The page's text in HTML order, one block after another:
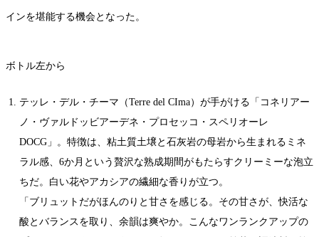
インを堪能する機会となった。
ボトル左から
テッレ・デル・チーマ（Terre del CIma）が手がける「コネリアー
ノ・ヴァルドッビアーデネ・プロセッコ・スペリオーレ
DOCG」。特徴は、粘土質土壌と石灰岩の母岩から生まれるミネ
ラル感、6か月という贅沢な熟成期間がもたらすクリーミーな泡立
ちだ。白い花やアカシアの繊細な香りが立つ。
「ブリュットだがほんのりと甘さを感じる。その甘さが、快活な
酸とバランスを取り、余韻は爽やか。こんなワンランクアップの